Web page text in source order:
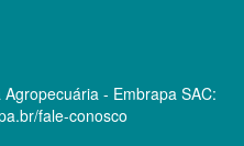
- Embrapa SAC:
fale-conosco